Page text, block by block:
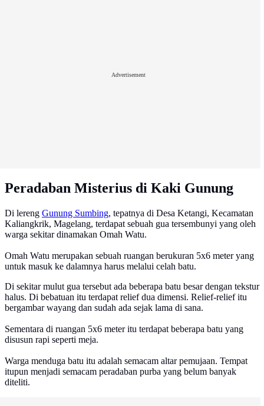
Advertisement
Peradaban Misterius di Kaki Gunung
Di lereng Gunung Sumbing, tepatnya di Desa Ketangi, Kecamatan
Kaliangkrik, Magelang, terdapat sebuah gua tersembunyi yang oleh
warga sekitar dinamakan Omah Watu.
Omah Watu merupakan sebuah ruangan berukuran 5x6 meter yang
untuk masuk ke dalamnya harus melalui celah batu.
Di sekitar mulut gua tersebut ada beberapa batu besar dengan tekstur
halus. Di bebatuan itu terdapat relief dua dimensi. Relief-relief itu
bergambar wayang dan sudah ada sejak lama di sana.
Sementara di ruangan 5x6 meter itu terdapat beberapa batu yang
disusun rapi seperti meja.
Warga menduga batu itu adalah semacam altar pemujaan. Tempat
itupun menjadi semacam peradaban purba yang belum banyak
diteliti.